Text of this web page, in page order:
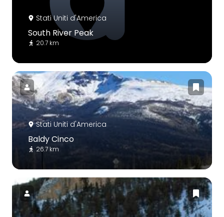
Stati Uniti d'America
South River Peak
20.7 km
Stati Uniti d'America
Baldy Cinco
26.7 km